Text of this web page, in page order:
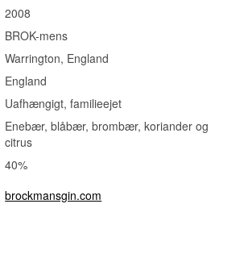
2008
BROK-mens
Warrington, England
England
Uafhængigt, familieejet
Enebær, blåbær, brombær, koriander og
citrus
40%
brockmansgin.com